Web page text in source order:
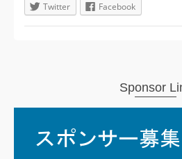
Twitter Facebook
Sponsor